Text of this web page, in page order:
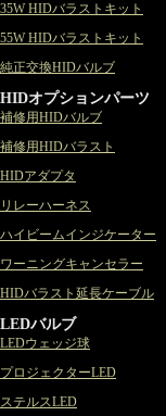
35W HIDバラストキット
55W HIDバラストキット
純正交換HIDバルブ
HIDオプションパーツ
補修用HIDバルブ
補修用HIDバラスト
HIDアダプタ
リレーハーネス
ハイビームインジケーター
ワーニングキャンセラー
HIDバラスト延長ケーブル
LEDバルブ
LEDウェッジ球
プロジェクターLED
ステルスLED